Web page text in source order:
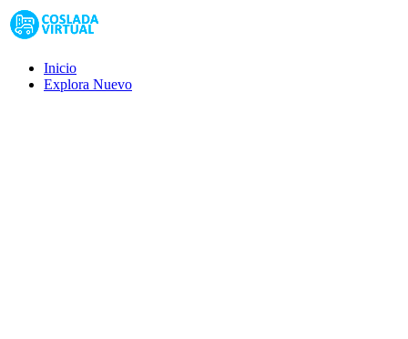
Inicio
Explora Nuevo